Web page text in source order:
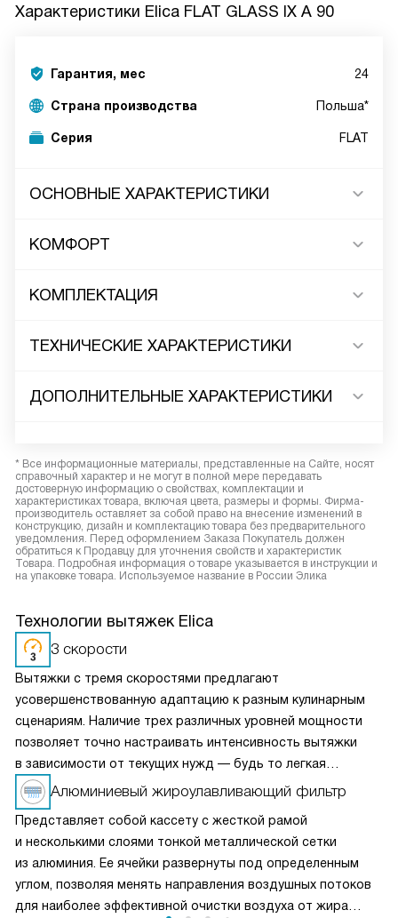
Характеристики Elica FLAT GLASS IX A 90
Гарантия, мес 24
Страна производства Польша*
Серия FLAT
ОСНОВНЫЕ ХАРАКТЕРИСТИКИ
КОМФОРТ
КОМПЛЕКТАЦИЯ
ТЕХНИЧЕСКИЕ ХАРАКТЕРИСТИКИ
ДОПОЛНИТЕЛЬНЫЕ ХАРАКТЕРИСТИКИ
* Все информационные материалы, представленные на Сайте, носят
справочный характер и не могут в полной мере передавать
достоверную информацию о свойствах, комплектации и
характеристиках товара, включая цвета, размеры и формы. Фирма-
производитель оставляет за собой право на внесение изменений в
конструкцию, дизайн и комплектацию товара без предварительного
уведомления. Перед оформлением Заказа Покупатель должен
обратиться к Продавцу для уточнения свойств и характеристик
Товара. Подробная информация о товаре указывается в инструкции и
на упаковке товара. Используемое название в России Элика
Технологии вытяжек Elica
3 скорости
Вытяжки с тремя скоростями предлагают
усовершенствованную адаптацию к разным кулинарным
сценариям. Наличие трех различных уровней мощности
позволяет точно настраивать интенсивность вытяжки
в зависимости от текущих нужд — будь то легкая
вентиляция при медленном приготовлении или мощное
удаление пара и запахов при интенсивной жарке. Это
делает вытяжку универсальным решением для любых
кулинарных задач и сохраняет воздух на кухне свежим
и чистым.
Алюминиевый жироулавливающий фильтр
Представляет собой кассету с жесткой рамой
и несколькими слоями тонкой металлической сетки
из алюминия. Ее ячейки развернуты под определенным
углом, позволяя менять направления воздушных потоков
для наиболее эффективной очистки воздуха от жира